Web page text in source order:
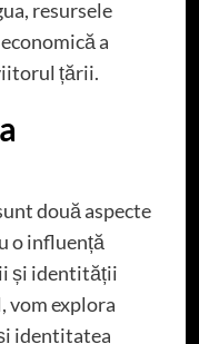
resursele
a
țării.
două aspecte
o influență
și identității
vom explora
identitatea